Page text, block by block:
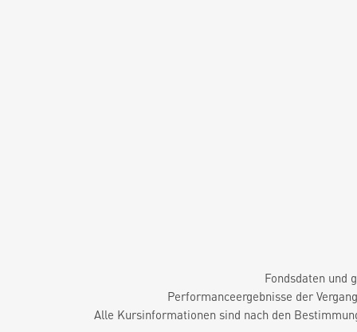
Fondsdaten und
Performanceergebnisse der
Alle Kursinformationen sind nach den